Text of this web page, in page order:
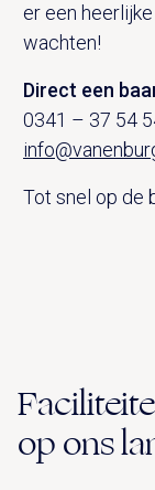
er een
wachten!
Direct een
0341 – 37 54
Tot snel op de
op ons